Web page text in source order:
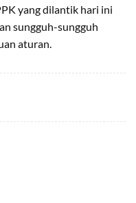
yang dilantik hari ini
sungguh-sungguh
aturan.